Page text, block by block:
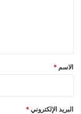
*
الاسم *
البريد الإلكتروني *